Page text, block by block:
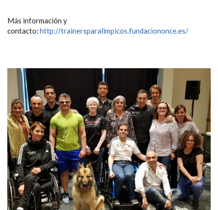
Más información y
contacto: http://trainersparalimpicos.fundaciononce.es/